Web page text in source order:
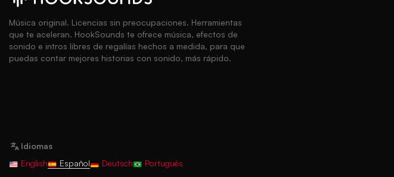
Música original. Licencias sin preocupaciones. Herramientas
que te aceleran. HookSounds te ofrece música, efectos de
sonido e intros libres de regalías hechos a medida, para que
puedas contar mejores historias con sonido, más rápido.
Idiomas
English
Español Deutsch Português